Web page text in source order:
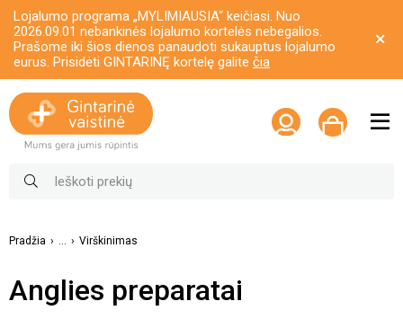
Lojalumo programa „MYLIMIAUSIA“ keičiasi. Nuo
2026.09.01 nebankinės lojalumo kortelės nebegalios.
Prašome iki šios dienos panaudoti sukauptus lojalumo
eurus. Prisidėti GINTARINĘ kortelę galite čia
Pradžia ... Virškinimas
Anglies preparatai